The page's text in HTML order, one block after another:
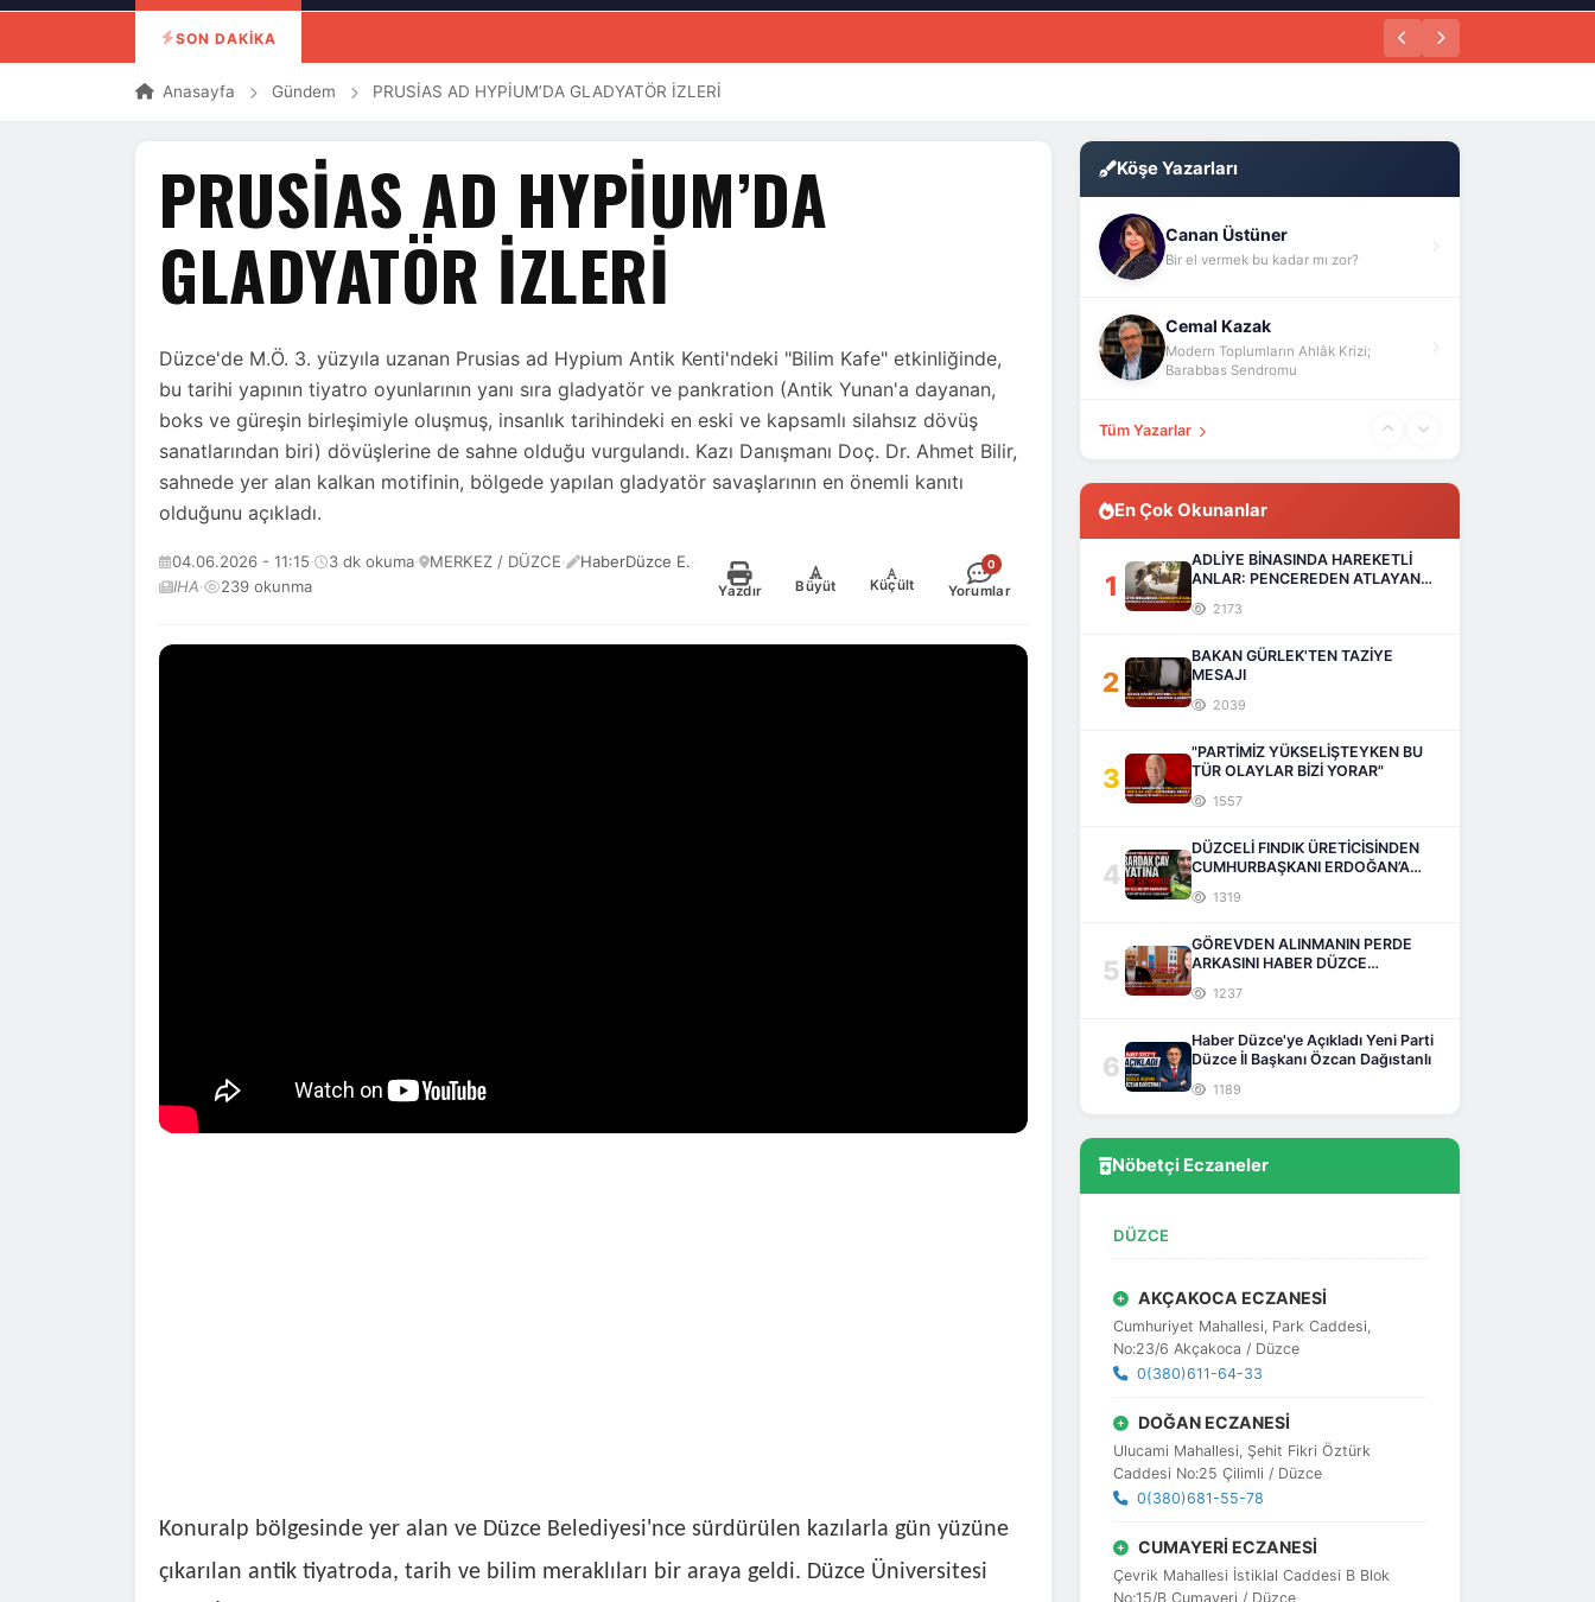
SON DAKİKA
Anasayfa Gündem PRUSİAS AD HYPİUM’DA GLADYATÖR İZLERİ
PRUSİAS AD HYPİUM’DA
GLADYATÖR İZLERİ
Düzce'de M.Ö. 3. yüzyıla uzanan Prusias ad Hypium Antik Kenti'ndeki "Bilim Kafe" etkinliğinde,
bu tarihi yapının tiyatro oyunlarının yanı sıra gladyatör ve pankration (Antik Yunan'a dayanan,
boks ve güreşin birleşimiyle oluşmuş, insanlık tarihindeki en eski ve kapsamlı silahsız dövüş
sanatlarından biri) dövüşlerine de sahne olduğu vurgulandı. Kazı Danışmanı Doç. Dr. Ahmet Bilir,
sahnede yer alan kalkan motifinin, bölgede yapılan gladyatör savaşlarının en önemli kanıtı
olduğunu açıkladı.
04.06.2026 - 11:15· 3 dk okuma· MERKEZ / DÜZCE· HaberDüzce E.·
IHA· 239 okunma Yazdır
+
Büyüt
-
Küçült
0
Yorumlar
Konuralp bölgesinde yer alan ve Düzce Belediyesi'nce sürdürülen kazılarla gün yüzüne
çıkarılan antik tiyatroda, tarih ve bilim meraklıları bir araya geldi. Düzce Üniversitesi
Köşe Yazarları
Canan Üstüner
Bir el vermek bu kadar mı zor?
Cemal Kazak
Modern Toplumların Ahlâk Krizi;
Barabbas Sendromu
Tüm Yazarlar
En Çok Okunanlar
1
ADLİYE BİNASINDA HAREKETLİ
ANLAR: PENCEREDEN ATLAYAN
2173
2
BAKAN GÜRLEK'TEN TAZİYE
MESAJI
2039
3
"PARTİMİZ YÜKSELİŞTEYKEN BU
TÜR OLAYLAR BİZİ YORAR"
1557
4
DÜZCELİ FINDIK ÜRETİCİSİNDEN
CUMHURBAŞKANI ERDOĞAN’A
1319
5
GÖREVDEN ALINMANIN PERDE
ARKASINI HABER DÜZCE
1237
6
Haber Düzce'ye Açıkladı Yeni Parti
Düzce İl Başkanı Özcan Dağıstanlı
1189
Nöbetçi Eczaneler
DÜZCE
AKÇAKOCA ECZANESİ
Cumhuriyet Mahallesi, Park Caddesi,
No:23/6 Akçakoca / Düzce
0(380)611-64-33
DOĞAN ECZANESİ
Ulucami Mahallesi, Şehit Fikri Öztürk
Caddesi No:25 Çilimli / Düzce
0(380)681-55-78
CUMAYERİ ECZANESİ
Çevrik Mahallesi İstiklal Caddesi B Blok
No:15/B Cumayeri / Düzce